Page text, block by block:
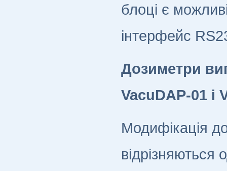
блоці є
інтерфейс
Дозиметри
VacuDAP-01 і
Модифікація
відрізняються